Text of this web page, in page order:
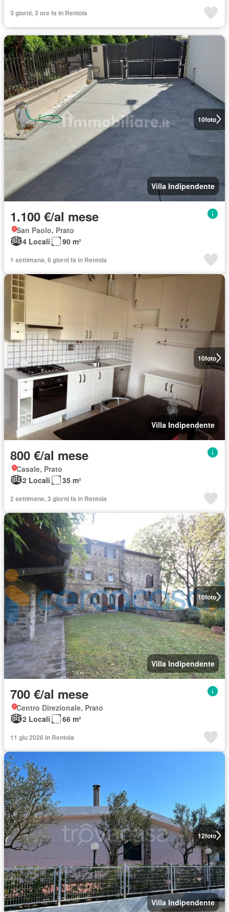
3 giorni, 3 ore fa in Rentola
10foto
Villa Indipendente
1.100 €/al mese
San Paolo, Prato
4 Locali
90 m²
1 settimana, 6 giorni fa in Rentola
10foto
Villa Indipendente
800 €/al mese
Casale, Prato
2 Locali
35 m²
2 settimane, 3 giorni fa in Rentola
10foto
Villa Indipendente
700 €/al mese
Centro Direzionale, Prato
2 Locali
66 m²
11 giu 2026 in Rentola
12foto
Villa Indipendente